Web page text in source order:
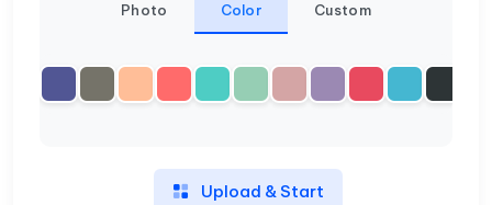
Photo Color Custom
Upload & Start